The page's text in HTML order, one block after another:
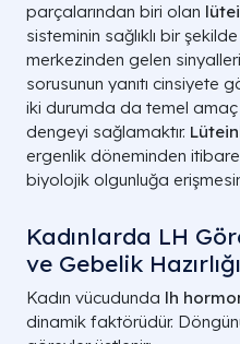
parçalarından biri olan
sisteminin sağlıklı bir
merkezinden gelen
sorusunun yanıtı cinsiyete
iki durumda da temel amaç
dengeyi sağlamaktır.
ergenlik döneminden
biyolojik olgunluğa
Kadınlarda LH
ve Gebelik Hazırlığı
Kadın vücudunda lh
dinamik faktörüdür.